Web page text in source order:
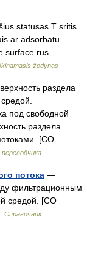
statusas T sritis
ar adsorbatu
surface rus.
žodynas
раздела
под свободной
раздела
[СО
потока —
фильтрационным
средой. [СО
Справочник